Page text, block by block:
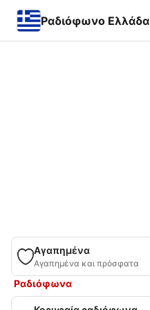
Ραδιόφωνο Ελλάδα
Αγαπημένα
Αγαπημένα και πρόσφατα
Ραδιόφωνα